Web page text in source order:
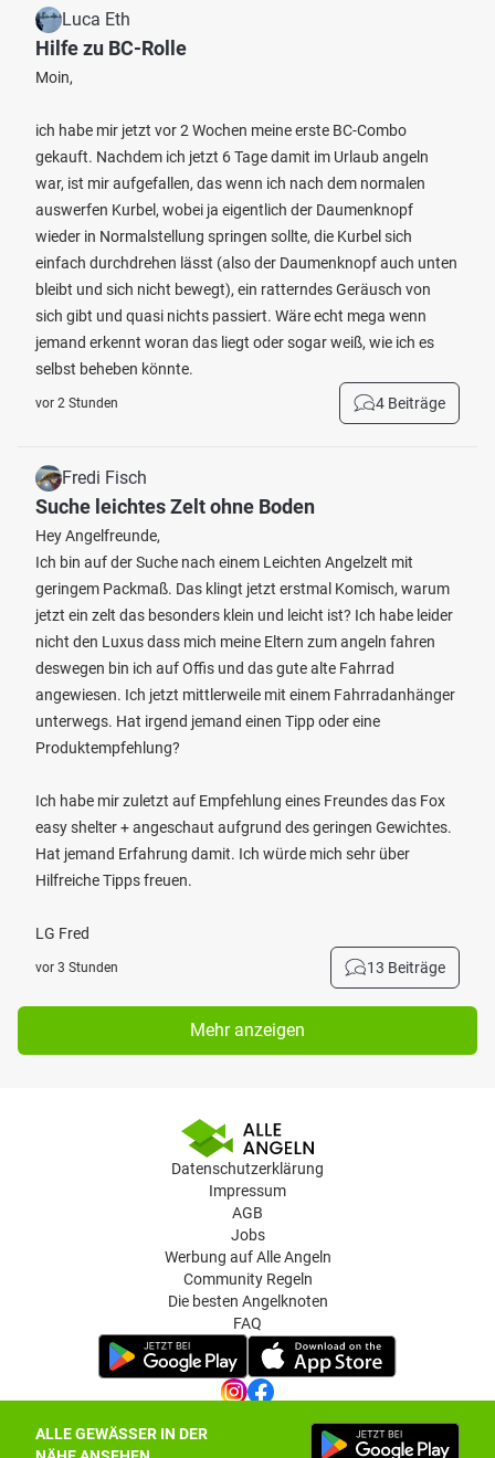
ALLE GEWÄSSER IN DER
Luca Eth
Hilfe zu BC-Rolle
Moin,
ich habe mir jetzt vor 2 Wochen meine erste BC-Combo
gekauft. Nachdem ich jetzt 6 Tage damit im Urlaub angeln
war, ist mir aufgefallen, das wenn ich nach dem normalen
auswerfen Kurbel, wobei ja eigentlich der Daumenknopf
wieder in Normalstellung springen sollte, die Kurbel sich
einfach durchdrehen lässt (also der Daumenknopf auch unten
bleibt und sich nicht bewegt), ein ratterndes Geräusch von
sich gibt und quasi nichts passiert. Wäre echt mega wenn
jemand erkennt woran das liegt oder sogar weiß, wie ich es
selbst beheben könnte.
vor 2 Stunden 4 Beiträge
Fredi Fisch
Suche leichtes Zelt ohne Boden
Hey Angelfreunde,
Ich bin auf der Suche nach einem Leichten Angelzelt mit
geringem Packmaß. Das klingt jetzt erstmal Komisch, warum
jetzt ein zelt das besonders klein und leicht ist? Ich habe leider
nicht den Luxus dass mich meine Eltern zum angeln fahren
deswegen bin ich auf Offis und das gute alte Fahrrad
angewiesen. Ich jetzt mittlerweile mit einem Fahrradanhänger
unterwegs. Hat irgend jemand einen Tipp oder eine
Produktempfehlung?
Ich habe mir zuletzt auf Empfehlung eines Freundes das Fox
easy shelter + angeschaut aufgrund des geringen Gewichtes.
Hat jemand Erfahrung damit. Ich würde mich sehr über
Hilfreiche Tipps freuen.
LG Fred
vor 3 Stunden 13 Beiträge
Mehr anzeigen
Datenschutzerklärung
Impressum
AGB
Jobs
Werbung auf Alle Angeln
Community Regeln
Die besten Angelknoten
FAQ
Datenschutz-Einstellungen